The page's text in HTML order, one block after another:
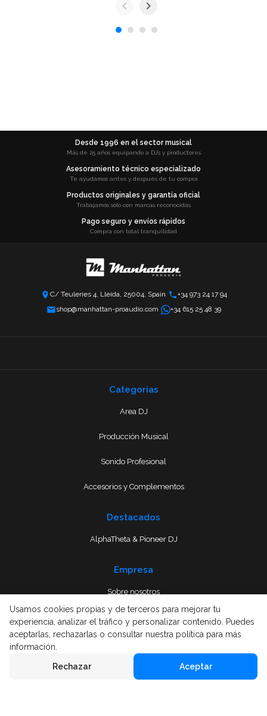
Desde 1996 en el sector musical
Más de 25 años equipando a DJs y productores
Asesoramiento técnico especializado
Te ayudamos antes y después de tu compra
Productos originales y garantía oficial
Trabajamos solo con marcas reconocidas
Pago seguro y envíos rápidos
Compra con total tranquilidad
C/ Teuleries 4, Lleida, 25004, Spain
+34 973 24 17 94
shop@manhattan-proaudio.com
+34 615 25 48 39
Categorias
Area DJ
Producción Musical
Sonido Profesional
Accesorios y Complementos
Destacados
AlphaTheta & Pioneer DJ
Empresa
Sobre nosotros
Usamos cookies propias y de terceros para mejorar tu
experiencia, analizar el tráfico y personalizar contenido. Puedes
aceptarlas, rechazarlas o consultar nuestra política para más
información.
Rechazar Aceptar